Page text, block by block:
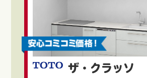
ザ・クラッソ